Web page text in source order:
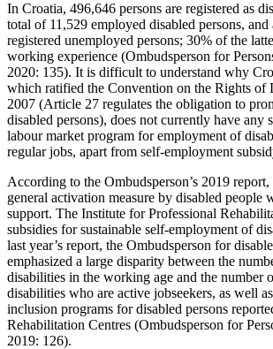
In Croatia, 496,646 persons are registered as
total of 11,529 employed disabled persons,
registered unemployed persons; 30% of the
working experience (Ombudsperson for
2020: 135). It is difficult to understand why
which ratified the Convention on the Rights of
2007 (Article 27 regulates the obligation to
disabled persons), does not currently have any
labour market program for employment of
regular jobs, apart from self-employment
According to the Ombudsperson’s 2019 report,
general activation measure by disabled people
support. The Institute for Professional
subsidies for sustainable self-employment of
last year’s report, the Ombudsperson for
emphasized a large disparity between the
disabilities in the working age and the number
disabilities who are active jobseekers, as well
inclusion programs for disabled persons
Rehabilitation Centres (Ombudsperson for
2019: 126).